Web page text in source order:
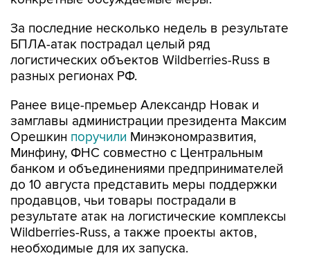
За последние несколько недель в результате
БПЛА-атак пострадал целый ряд
логистических объектов Wildberries-Russ в
разных регионах РФ.
Ранее вице-премьер Александр Новак и
замглавы администрации президента Максим
Орешкин поручили Минэкономразвития,
Минфину, ФНС совместно с Центральным
банком и объединениями предпринимателей
до 10 августа представить меры поддержки
продавцов, чьи товары пострадали в
результате атак на логистические комплексы
Wildberries-Russ, а также проекты актов,
необходимые для их запуска.